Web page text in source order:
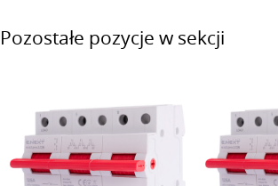
Pozostałe pozycje w sekcji